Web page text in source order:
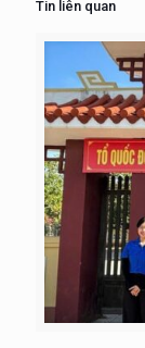
Tin liên quan